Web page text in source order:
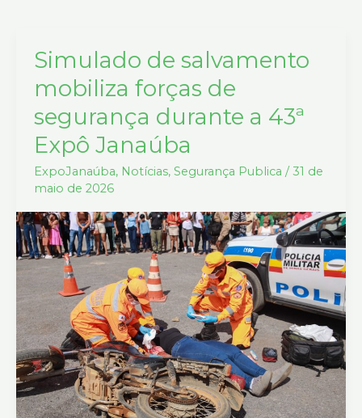
Simulado de salvamento
mobiliza forças de
segurança durante a 43ª
Expô Janaúba
ExpoJanaúba, Notícias, Segurança Publica /31 de
maio de 2026
Simulado
salvamento
mobiliza
forças
de
segurança
durante
a
43ª
Expô
Janaúba